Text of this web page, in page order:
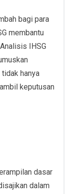
bagi para
membantu
IHSG
hanya
keputusan
dasar
dalam